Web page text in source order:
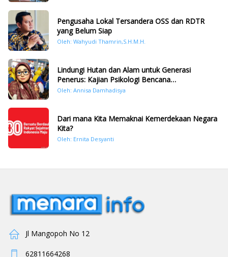
Pengusaha Lokal Tersandera OSS dan RDTR
yang Belum Siap
Oleh: Wahyudi Thamrin,S.H.M.H.
Lindungi Hutan dan Alam untuk Generasi
Penerus: Kajian Psikologi Bencana
Hidrometeorologi di Sumatera Pasca Tragedi
Oleh: Annisa Damhadisya
Dari mana Kita Memaknai Kemerdekaan Negara
Kita?
Oleh: Ernita Desyanti
Jl Mangopoh No 12
62811664268